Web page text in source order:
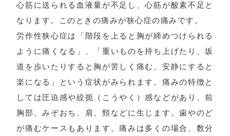
心筋に送られる血液量が不足し、心筋が酸素不足と
なります。このときの痛みが狭心症の痛みです。
労作性狭心症は「階段を上ると胸が締めつけられる
ように痛くなる」、「重いものを持ち上げたり、坂
道を歩いたりすると胸が苦しく痛む、安静にすると
楽になる」という症状がみられます。痛みの特徴と
しては圧迫感や絞扼（こうやく）感などがあり、前
胸部、みぞおち、肩、頸などに生じます。歯やのど
が痛むケースもあります。痛みは多くの場合、数分